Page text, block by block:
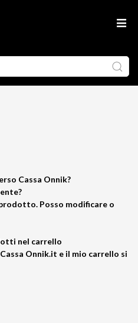
Cassa Onnik?
Posso modificare o
nel carrello
Onnik.it e il mio carrello si